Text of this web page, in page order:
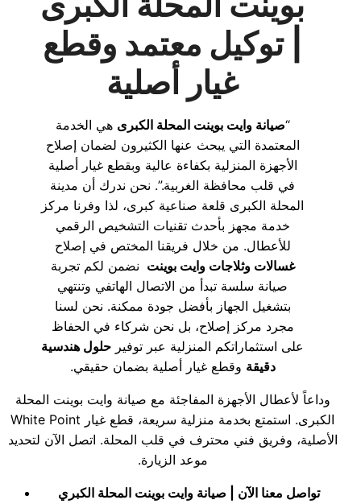
| توكيل معتمد وقطع
غيار أصلية
“صيانة وايت بوينت المحلة الكبرى هي الخدمة
المعتمدة التي يبحث عنها الكثيرون لضمان إصلاح
الأجهزة المنزلية بكفاءة عالية وبقطع غيار أصلية
في قلب محافظة الغربية.”. نحن ندرك أن مدينة
المحلة الكبرى قلعة صناعية كبرى، لذا وفرنا مركز
خدمة مجهز بأحدث تقنيات التشخيص الرقمي
للأعطال. من خلال فريقنا المختص في إصلاح
غسالات وثلاجات وايت بوينت نضمن لكم تجربة
صيانة سلسة تبدأ من الاتصال الهاتفي وتنتهي
بتشغيل الجهاز بأفضل جودة ممكنة. نحن لسنا
مجرد مركز إصلاح، بل نحن شركاء في الحفاظ
على استثماراتكم المنزلية عبر توفير حلول هندسية
دقيقة وقطع غيار أصلية بضمان حقيقي.
وداعاً لأعطال الأجهزة المفاجئة مع صيانة وايت بوينت المحلة
الكبرى. استمتع بخدمة منزلية سريعة، قطع غيار White Point
الأصلية، وفريق فني محترف في قلب المحلة. اتصل الآن لتحديد
موعد الزيارة.
تواصل معنا الآن | صيانة وايت بوينت المحلة الكبري